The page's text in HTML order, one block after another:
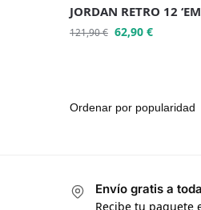
JORDAN RETRO 12
121,90€ 62,90 €
Envío gratis a
Recibe tu paquete